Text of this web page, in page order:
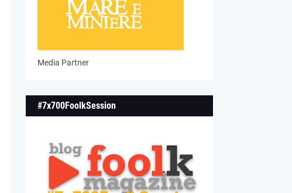
Media Partner
#7x700FoolkSession